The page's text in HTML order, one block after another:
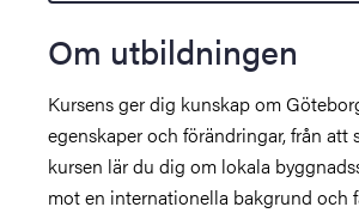
Om utbildningen
Kursens ger dig kunskap om
egenskaper och förändringar, från
kursen lär du dig om lokala
mot en internationella bakgrund och